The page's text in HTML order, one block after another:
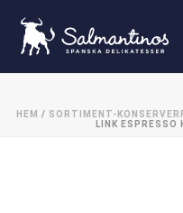
HEM / SORTIMENT-
LINK ESPRESSO